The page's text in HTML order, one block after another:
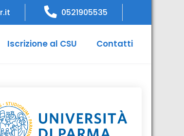
0521905535
Iscrizione al CSU Contatti